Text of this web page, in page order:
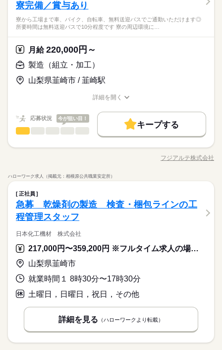
寮完備／賞与あり
寮から工場まで車、バイク、自転車、無料送迎バスでご通勤いただけます◎
所要時間は無料送迎バスで10分程度です 寮の周辺環境に…
月給220,000円～
製造（組立・加工）
山梨県韮崎市 / 韮崎駅
多い年齢層 低い
女性
ひとりで みんなで
職場の様子 しずか にぎやか
業界
JR中央本線「韮崎駅」から自転車で20分の場所に、寮を構えて
います。 ◆寮の一例 ・間取り：1R ※物件により異なります ・
家賃：月々40,000円～55,000円 ・光熱費：自己負担（給与控
除） ・駐車場：あり（月額5000円） ・備品：リース可 ▼リー
ス可能な備品について テレビ、洗濯機、冷蔵庫、ガスコンロ、
布団、電子レンジ ⇒月額9000円でご利用いただけます！ ▼寮か
ら工場まで 車、バイク、自転車、無料送迎バスでご通勤いただ
けます◎ 所要時間は無料送迎バスで10分程度です！ ▼寮の周辺
環境について ★自転車で10分程度 コンビニ、スーパー、ドラッ
グストア、100円ショップ ★自転車で30分程度 病院、ホームセ
ンター ＼お気軽にお問い合わせください！／ これからひとり暮
す！
未経験OK
募集条件
製造（組立・加工）
造している精密機器メーカーです！ 【仕事詳細】 ［1］映像表
示装置の組立 「FPD」と呼ばれる映像表示装置の組立作業で
ユニットを組み立てます。 5mほどの大きなものもありますが、
基本的には両手の平サイズの製品です！ ★FPDとは 液晶ディス
プレー、スマホ、テレビ、PCモニターに使われる画面です。
［2］露光装置の製造 取引先企業の露光装置の組立作業です！
半導体製造装置の組み立てと、 動作調整や動作確認などの目視
続きを読む
応募資格
未経験の方大歓迎、履歴書不要のリモート面接OKです。 製造現
場では、作業ミスや不良を未然に防ぐため、指示や報告を含め
ニュアンスの違いまで正確に理解し、正しい日本語で丁寧なや
り取りができることが必須となるお仕事です。
【月収例】25.5万円
月給22万円（基本給18万円＋生産手当40,000円）＋残業20h
詳しい募集要項をすべて見る
応募する
詳細を開く
応募状況 今が狙い目！
キープする
給与/時間/休日
多い年齢層
男女の割合
職場の様子
業界 メーカー関連
JR中央本線「韮崎駅」から自転車で20分の場所に、寮を構えて
家賃：月々40,000円～55,000円 ・光熱費：自己負担（給与控
除） ・駐車場：あり（月額5000円） ・備品：リース可 ▼リー
ス可能な備品について テレビ、洗濯機、冷蔵庫、ガスコンロ、
続きを読む
【仕事概要】 半導体製造装置や、液晶パネル表示装置などを製
造している精密機器メーカーです！ 【仕事詳細】 ［1］映像表
示装置の組立 「FPD」と呼ばれる映像表示装置の組立作業で
す！ ドライバーやレンチなどの工具を用いて、半導体製造装置
ユニットを組み立てます。 5mほどの大きなものもありますが、
基本的には両手の平サイズの製品です！ ★FPDとは 液晶ディス
［2］露光装置の製造 取引先企業の露光装置の組立作業です！
半導体製造装置の組み立てと、 動作調整や動作確認などの目視
検査をお願いします。
応募資格
未経験の方大歓迎、履歴書不要のリモート面接OKです。 製造現
場では、作業ミスや不良を未然に防ぐため、指示や報告を含め
たコミュニケーションは全て日本語で行っております。 細かな
ニュアンスの違いまで正確に理解し、正しい日本語で丁寧なや
り取りができることが必須となるお仕事です。
給与 月給 220,000円～
フジアルテ株式会社
ハローワーク求人（掲載元：相模原公共職業安定所）
正社員
急募 乾燥剤の製造 検査・梱包ラインの工
程管理スタッフ
日本化工機材 株式会社
217,000円〜359,200円 ※フルタイム求人の場合は月額（換算額）、パート求人の場合は時間額を表示しています。
山梨県韮崎市
就業時間１ 8時30分〜17時30分
土曜日，日曜日，祝日，その他
詳細を見る （ハローワークより転載）